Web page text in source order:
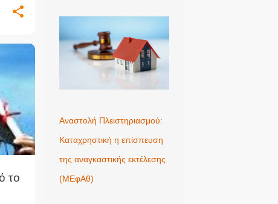
το
Αναστολή Πλειστηριασμού:
Καταχρηστική η επίσπευση
της αναγκαστικής εκτέλεσης
(ΜΕφΑθ)